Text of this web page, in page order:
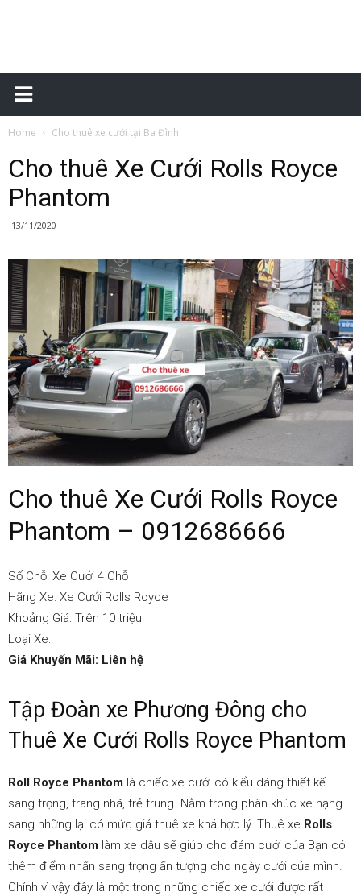
Xe
–
0912686666
Đặt
chiều
|
Khách
Home Cho thuê xe cưới tại Ba Đình
Cho thuê Xe Cưới Rolls Royce
Phantom
13/11/2020
Cho thuê Xe Cưới Rolls Royce
Phantom – 0912686666
Số Chỗ: Xe Cưới 4 Chỗ
Hãng Xe: Xe Cưới Rolls Royce
Khoảng Giá: Trên 10 triệu
Loại Xe:
Giá Khuyến Mãi: Liên hệ
Tập Đoàn xe Phương Đông cho
Thuê Xe Cưới Rolls Royce Phantom
Roll Royce Phantom là chiếc xe cưới có kiểu dáng thiết kế
sang trọng, trang nhã, trẻ trung. Nằm trong phân khúc xe hạng
sang những lại có mức giá thuê xe khá hợp lý. Thuê xe Rolls
Royce Phantom làm xe dâu sẽ giúp cho đám cưới của Bạn có
thêm điểm nhấn sang trọng ấn tượng cho ngày cưới của mình.
Chính vì vậy đây là một trong những chiếc xe cưới được rất